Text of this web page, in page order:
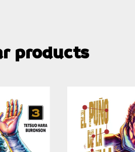
products